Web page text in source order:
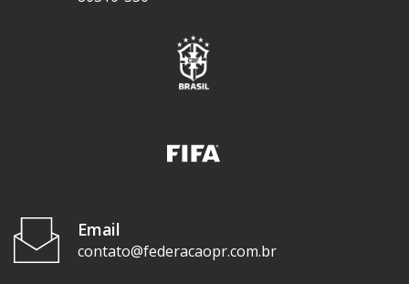
Email
contato@federacaopr.com.br